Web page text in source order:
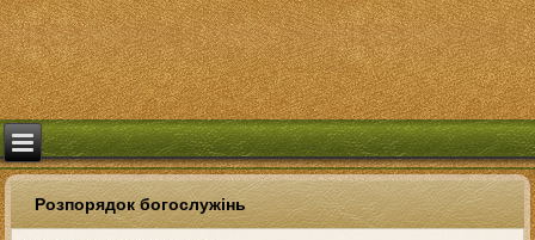
Розпорядок богослужінь